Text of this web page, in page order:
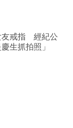
友戒指 經紀公
生抓拍照」